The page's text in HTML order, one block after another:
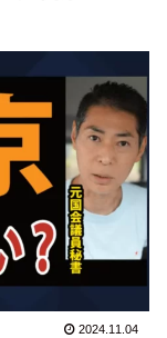
2024.11.04